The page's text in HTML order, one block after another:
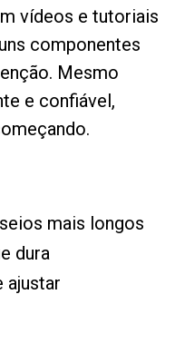
vídeos e tutoriais
componentes
Mesmo
e confiável,
mais longos
dura
ajustar